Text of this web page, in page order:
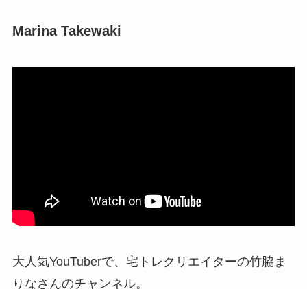
Marina Takewaki
大人気YouTuberで、宅トレクリエイターの竹脇ま
りなさんのチャンネル。